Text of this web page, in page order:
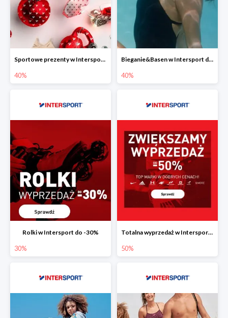
Sportowe prezenty w Intersport do -40%
40%
Bieganie&Basen w Intersport do -40%
40%
Rolki w Intersport do -30%
30%
Totalna wyprzedaż w Intersport do -50%
50%